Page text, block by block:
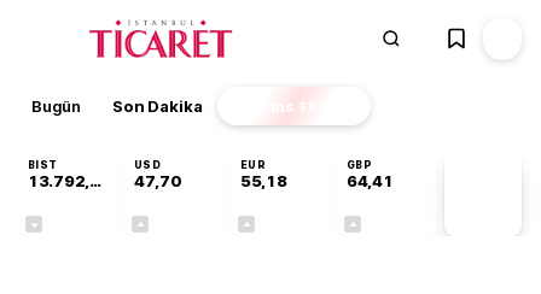
Bugün Son Dakika Finans EKSTRA
BIST
13.792,98
USD
47,70
EUR
55,18
GBP
64,41